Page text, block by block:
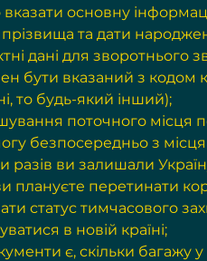
вказати основну
прізвища та дати
дані для
бути вказаний з кодом
то будь-який інший);
поточного місця
безпосередньо з місця
разів ви залишали
плануєте перетинати
статус тимчасового
в новій країні;
є, скільки